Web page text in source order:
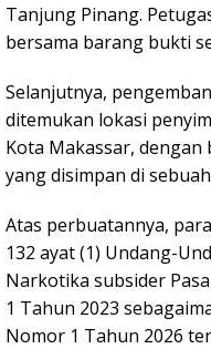
Tanjung Pinang.
bersama barang bukti
Selanjutnya,
ditemukan lokasi
Kota Makassar,
yang disimpan di
Atas perbuatannya,
132 ayat (1) Undang-
Narkotika subsider
1 Tahun 2023
Nomor 1 Tahun 2026